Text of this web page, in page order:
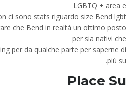
LGBTQ + area e
ci sono stats riguardo size Bend lgbt
che Bend in realtà un ottimo posto
per sia nativi che
per da qualche parte per saperne di
più su.
Place Su